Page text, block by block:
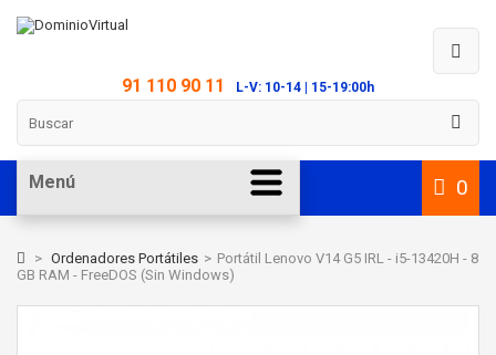
91 110 90 11 L-V: 10-14 | 15-19:00h
0
Menú
> Ordenadores Portátiles > Portátil Lenovo V14 G5 IRL - i5-13420H - 8
GB RAM - FreeDOS (Sin Windows)